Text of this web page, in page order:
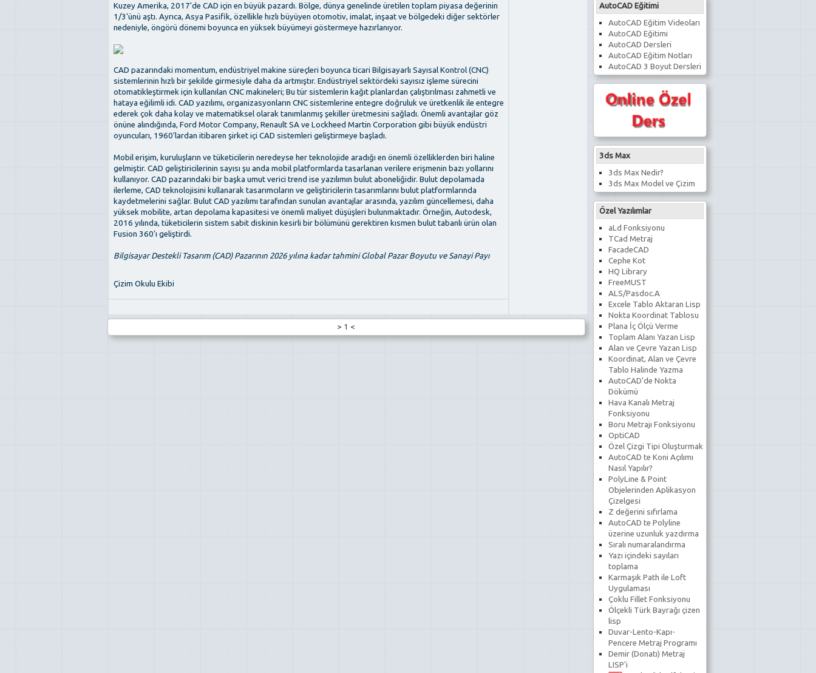
AutoCAD Eğitimi
AutoCAD Eğitim Videoları
AutoCAD Eğitimi
AutoCAD Dersleri
AutoCAD Eğitim Notları
AutoCAD 3 Boyut Dersleri
3ds Max
3ds Max Nedir?
3ds Max Model ve Çizim
Özel Yazılımlar
aLd Fonksiyonu
TCad Metraj
FacadeCAD
Cephe Kot
HQ Library
FreeMUST
ALS/Pasdoc.A
Excele Tablo Aktaran Lisp
Nokta Koordinat Tablosu
Plana İç Ölçü Verme
Toplam Alanı Yazan Lisp
Alan ve Çevre Yazan Lisp
Koordinat, Alan ve Çevre
Tablo Halinde Yazma
AutoCAD'de Nokta
Dökümü
Hava Kanalı Metraj
Fonksiyonu
Boru Metrajı Fonksiyonu
OptiCAD
Özel Çizgi Tipi Oluşturmak
AutoCAD te Koni Açılımı
Nasıl Yapılır?
PolyLine & Point
Objelerinden Aplikasyon
Çizelgesi
Z değerini sıfırlama
AutoCAD te Polyline
üzerine uzunluk yazdırma
Sıralı numaralandırma
Yazı içindeki sayıları
toplama
Karmaşık Path ile Loft
Uygulaması
Çoklu Fillet Fonksiyonu
Ölçekli Türk Bayrağı çizen
lisp
Duvar-Lento-Kapı-
Pencere Metraj Programı
Demir (Donatı) Metraj
LISP'i
Kuzey Amerika, 2017'de CAD için en büyük pazardı. Bölge, dünya genelinde üretilen toplam piyasa değerinin
1/3'ünü aştı. Ayrıca, Asya Pasifik, özellikle hızlı büyüyen otomotiv, imalat, inşaat ve bölgedeki diğer sektörler
nedeniyle, öngörü dönemi boyunca en yüksek büyümeyi göstermeye hazırlanıyor.
CAD pazarındaki momentum, endüstriyel makine süreçleri boyunca ticari Bilgisayarlı Sayısal Kontrol (CNC)
sistemlerinin hızlı bir şekilde girmesiyle daha da artmıştır. Endüstriyel sektördeki sayısız işleme sürecini
otomatikleştirmek için kullanılan CNC makineleri; Bu tür sistemlerin kağıt planlardan çalıştırılması zahmetli ve
hataya eğilimli idi. CAD yazılımı, organizasyonların CNC sistemlerine entegre doğruluk ve üretkenlik ile entegre
ederek çok daha kolay ve matematiksel olarak tanımlanmış şekiller üretmesini sağladı. Önemli avantajlar göz
önüne alındığında, Ford Motor Company, Renault SA ve Lockheed Martin Corporation gibi büyük endüstri
oyuncuları, 1960'lardan itibaren şirket içi CAD sistemleri geliştirmeye başladı.
Mobil erişim, kuruluşların ve tüketicilerin neredeyse her teknolojide aradığı en önemli özelliklerden biri haline
gelmiştir. CAD geliştiricilerinin sayısı şu anda mobil platformlarda tasarlanan verilere erişmenin bazı yollarını
kullanıyor. CAD pazarındaki bir başka umut verici trend ise yazılımın bulut aboneliğidir. Bulut depolamada
ilerleme, CAD teknolojisini kullanarak tasarımcıların ve geliştiricilerin tasarımlarını bulut platformlarında
kaydetmelerini sağlar. Bulut CAD yazılımı tarafından sunulan avantajlar arasında, yazılım güncellemesi, daha
yüksek mobilite, artan depolama kapasitesi ve önemli maliyet düşüşleri bulunmaktadır. Örneğin, Autodesk,
2016 yılında, tüketicilerin sistem sabit diskinin kesirli bir bölümünü gerektiren kısmen bulut tabanlı ürün olan
Fusion 360'ı geliştirdi.
Bilgisayar Destekli Tasarım (CAD) Pazarının 2026 yılına kadar tahmini Global Pazar Boyutu ve Sanayi Payı
Çizim Okulu Ekibi
> 1 <